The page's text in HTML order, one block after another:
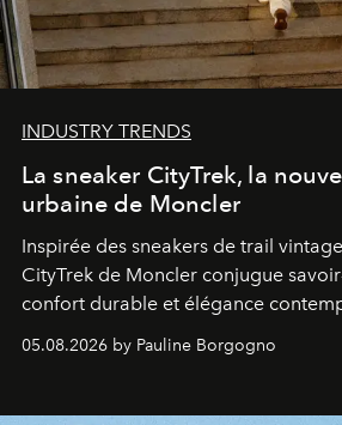
INDUSTRY TRENDS
La sneaker CityTrek, la
urbaine de Moncler
Inspirée des sneakers de trail
CityTrek de Moncler conjugue
confort durable et élégance
accompagner les explorations du
05.08.2026 by Pauline Borgogno